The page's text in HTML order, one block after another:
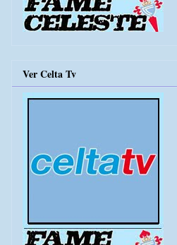
Ver Celta Tv